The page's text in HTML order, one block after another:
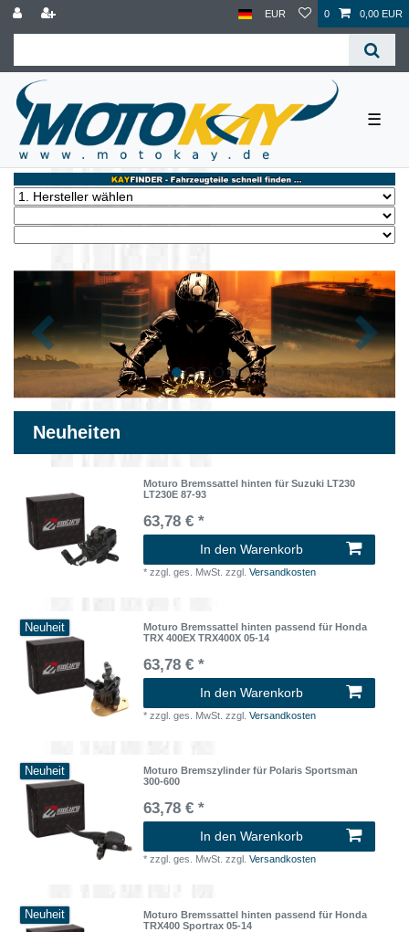
EUR 0 0,00 EUR
☰
Zurück
Neuheiten
Moturo Bremssattel hinten für Suzuki LT230
LT230E 87-93
63,78 € *
In den Warenkorb
*zzgl. ges. MwSt. zzgl.Versandkosten
Neuheit
Moturo Bremssattel hinten passend für Honda
TRX 400EX TRX400X 05-14
63,78 € *
In den Warenkorb
*zzgl. ges. MwSt. zzgl.Versandkosten
Neuheit
Moturo Bremszylinder für Polaris Sportsman
300-600
63,78 € *
In den Warenkorb
*zzgl. ges. MwSt. zzgl.Versandkosten
Neuheit
Moturo Bremssattel hinten passend für Honda
TRX400 Sportrax 05-14